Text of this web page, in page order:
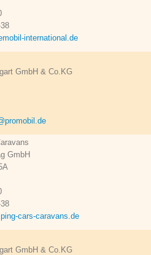
international.de
GmbH & Co.KG
GmbH
cars-caravans.de
GmbH & Co.KG